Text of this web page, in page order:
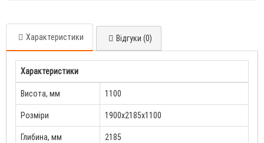
Характеристики Відгуки (0)
Характеристики
Висота, мм 1100
Розміри 1900x2185x1100
Глибина, мм 2185